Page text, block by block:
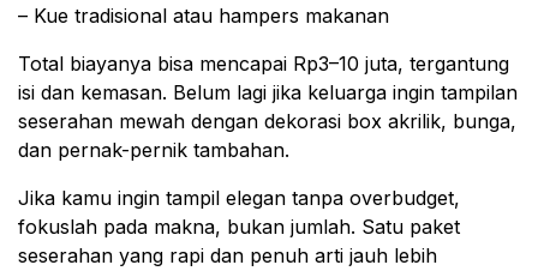
– Kue tradisional atau hampers makanan
Total biayanya bisa mencapai Rp3–10 juta, tergantung
isi dan kemasan. Belum lagi jika keluarga ingin tampilan
seserahan mewah dengan dekorasi box akrilik, bunga,
dan pernak-pernik tambahan.
Jika kamu ingin tampil elegan tanpa overbudget,
fokuslah pada makna, bukan jumlah. Satu paket
seserahan yang rapi dan penuh arti jauh lebih